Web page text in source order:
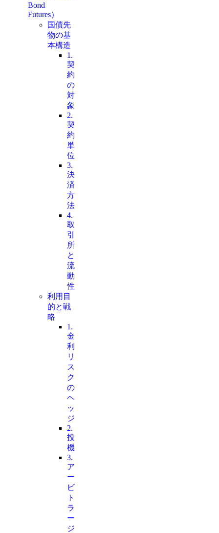
Bond
Futures）
国債先
物の基
本構造
1.
契
約
の
対
象
2.
契
約
単
位
3.
決
済
方
法
4.
取
引
所
と
流
動
性
利用目
的と戦
略
1.
金
利
リ
ス
ク
の
ヘ
ッ
ジ
2.
投
機
3.
ア
ー
ビ
ト
ラ
ー
ジ